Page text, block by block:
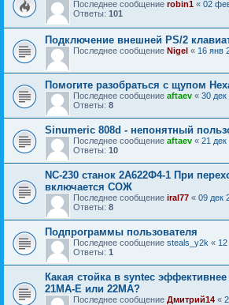
Последнее сообщение robin1 « 02
Ответы: 101
Подключение внешней PS/2
Последнее сообщение Nigel « 16 янв
Помогите разобраться с щупом
Последнее сообщение aftaev « 30 дек
Ответы: 8
Sinumeric 808d - непонятный
Последнее сообщение aftaev « 21 дек
Ответы: 10
NC-230 станок 2А622Ф4-1 При
включается СОЖ
Последнее сообщение iral77 « 09 дек
Ответы: 8
Подпрограммы пользователя
Последнее сообщение steals_y2k «
Ответы: 1
Какая стойка в syntec
21МА-Е или 22МА?
Последнее сообщение Дмитрий14 «